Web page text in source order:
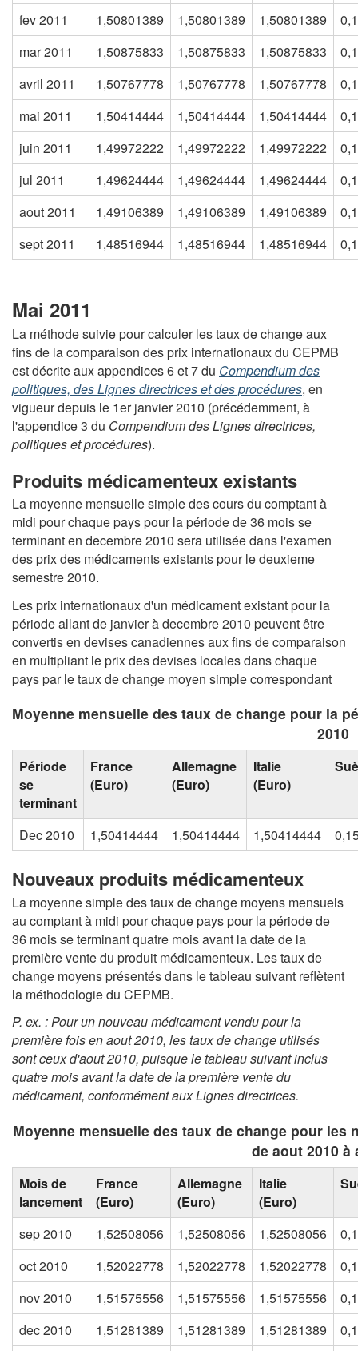
fev 2011 1,50801389 1,50801389 1,50801389
mar 2011
1,50875833 1,50875833 1,50875833
avril 2011
1,50767778 1,50767778 1,50767778
mai 2011
1,50414444 1,50414444 1,50414444
juin 2011
1,49972222 1,49972222 1,49972222
jul 2011
1,49624444 1,49624444 1,49624444
aout 2011
1,49106389 1,49106389 1,49106389
sept 2011
1,48516944 1,48516944 1,48516944
Mai 2011
La méthode suivie pour calculer les taux de change aux
fins de la comparaison des prix internationaux du CEPMB
est décrite aux appendices 6 et 7 du Compendium des
politiques, des Lignes directrices et des procédures, en
vigueur depuis le 1er janvier 2010 (précédemment, à
l'appendice 3 du Compendium des Lignes directrices,
politiques et procédures).
Produits médicamenteux existants
La moyenne mensuelle simple des cours du comptant à
midi pour chaque pays pour la période de 36 mois se
terminant en decembre 2010 sera utilisée dans l'examen
des prix des médicaments existants pour le deuxieme
semestre 2010.
Les prix internationaux d'un médicament existant pour la
période allant de janvier à decembre 2010 peuvent être
convertis en devises canadiennes aux fins de comparaison
en multipliant le prix des devises locales dans chaque
pays par le taux de change moyen simple correspondant
Moyenne mensuelle des taux de change pour la
2010
Période
se
terminant
France
(Euro)
Allemagne
(Euro)
Italie
(Euro)
Dec 2010 1,50414444 1,50414444 1,50414444
Nouveaux produits médicamenteux
La moyenne simple des taux de change moyens mensuels
au comptant à midi pour chaque pays pour la période de
36 mois se terminant quatre mois avant la date de la
première vente du produit médicamenteux. Les taux de
change moyens présentés dans le tableau suivant reflètent
la méthodologie du CEPMB.
P. ex. : Pour un nouveau médicament vendu pour la
première fois en aout 2010, les taux de change utilisés
sont ceux d'aout 2010, puisque le tableau suivant inclus
quatre mois avant la date de la première vente du
médicament, conformément aux Lignes directrices.
Moyenne mensuelle des taux de change pour les
de aout 2010 à
Mois de
lancement
France
(Euro)
Allemagne
(Euro)
Italie
(Euro)
sep 2010 1,52508056 1,52508056 1,52508056
oct 2010
1,52022778 1,52022778 1,52022778
nov 2010
1,51575556 1,51575556 1,51575556
dec 2010
1,51281389 1,51281389 1,51281389